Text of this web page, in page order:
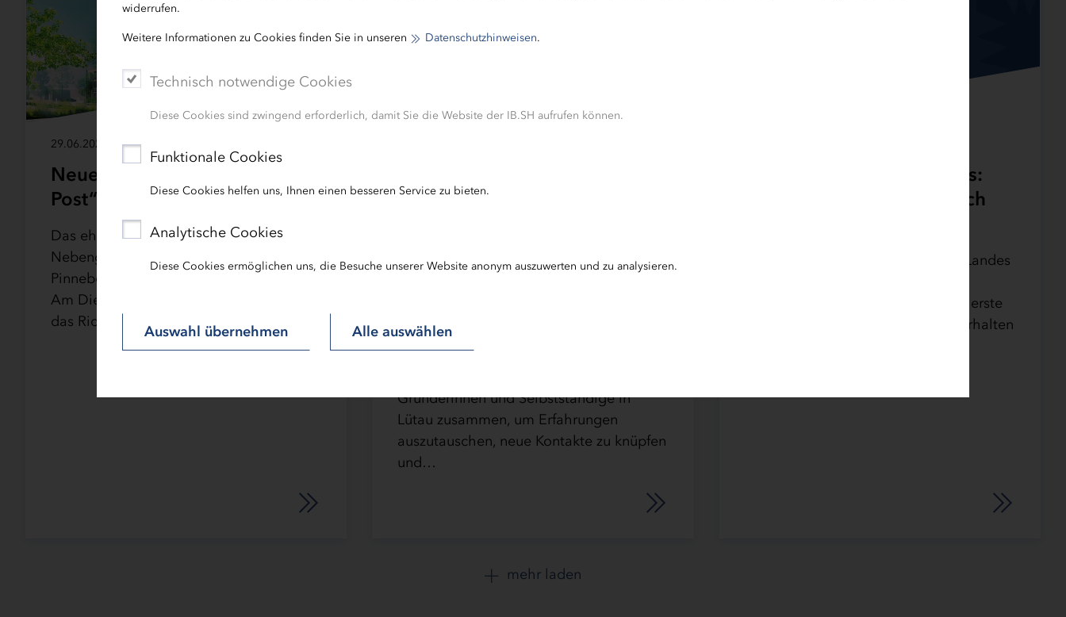
widerrufen.
Weitere Informationen zu Cookies finden Sie in unseren Datenschutzhinweisen.
Technisch notwendige Cookies
Diese Cookies sind zwingend erforderlich, damit Sie die Website der IB.SH aufrufen können.
Funktionale Cookies
Diese Cookies helfen uns, Ihnen einen besseren Service zu bieten.
Analytische Cookies
Diese Cookies ermöglichen uns, die Besuche unserer Website anonym auszuwerten und zu analysieren.
Auswahl übernehmen Alle auswählen
29.06.2026 | News
Neues Leben in der „Alten
Post“ in Schenefeld
Das ehemalige Postverteilzentrum samt
Nebengebäude in Schenefeld, Kreis
Pinneberg, wird umgebaut und erweitert.
Am Dienstag, dem 5. Mai 2026, erfolgte
das Richtfest für das Bauprojekt des…
Unternehmerinnenforum vor
neue Impulse zum Thema
Beim jüngsten IB.SH-
Unternehmerinnenforum vor Ort am 3.
Gründerinnen und Selbstständige in
Lütau zusammen, um Erfahrungen
auszutauschen, neue Kontakte zu knüpfen
und…
Kommunaler Wärmefonds:
Erste Förderung fließt nach
Der von der IB.SH im Auftrag des Landes
Kommunale Wärmefonds entfaltet erste
Wirkung: Die Stadtwerke Husum erhalten
mehr laden